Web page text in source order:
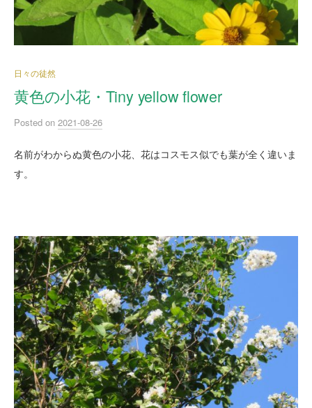
日々の徒然
黄色の小花・Tiny yellow flower
Posted on 2021-08-26
名前がわからぬ黄色の小花、花はコスモス似でも葉が全く違いま
す。